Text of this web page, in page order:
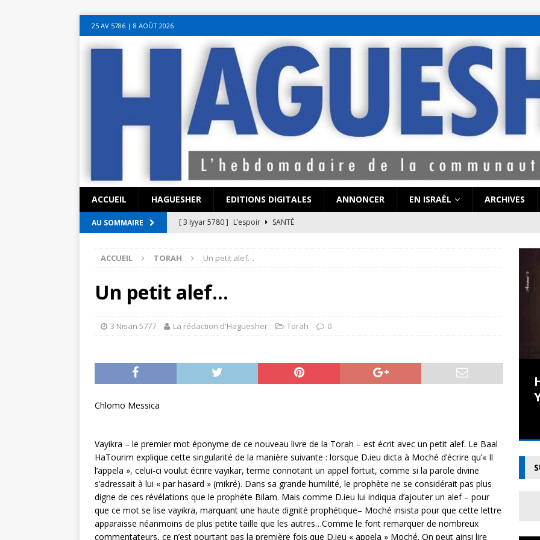
seks hattı numara istanbul escort bayanlar
canlı sohbet hatları sohbet numaraları ucuz sex sohbet hattı numaraları
25 AV 5786‎ | 8 AOÛT 2026
ACCUEIL HAGUESHER EDITIONS DIGITALES ANNONCER EN ISRAËL ARCHIVES
AU SOMMAIRE [ 3 Iyyar 5780 ] L’espoir
SANTÉ
?
EN ISRAËL
[ 3 Iyyar 5780 ]
[ 11 Nisan 5780 ] Une ère nouvelle dans l’Histoire : une pandémie universelle
[ 29 Kislev 5780 ] 8 choses que tu ne savais (peut-être) pas sur… la toupie
TORAH
[ 2 Heshvan 5781 ] Hilloula de Rav Ovadia Yossef : en Live !
CETTE SEMAINE DANS
ACCUEIL TORAH Un petit alef…
Un petit alef…
3 Nisan 5777 La rédaction d'Haguesher Torah 0
Chlomo Messica
Vayikra – le premier mot éponyme de ce nouveau livre de la Torah – est écrit avec un petit alef. Le Baal
HaTourim explique cette singularité de la manière suivante : lorsque D.ieu dicta à Moché d’écrire qu’« Il
l’appela », celui-ci voulut écrire vayikar, terme connotant un appel fortuit, comme si la parole divine
s’adressait à lui « par hasard » (mikré). Dans sa grande humilité, le prophète ne se considérait pas plus
digne de ces révélations que le prophète Bilam. Mais comme D.ieu lui indiqua d’ajouter un alef – pour
que ce mot se lise vayikra, marquant une haute dignité prophétique– Moché insista pour que cette lettre
apparaisse néanmoins de plus petite taille que les autres…Comme le font remarquer de nombreux
commentateurs, ce n’est pourtant pas la première fois que D.ieu « appela » Moché. On peut ainsi lire
Une ère nouvelle dans
aucune maladie, aucune épidémie n’a
touché l’ensemble de l’univers, sauf le
déluge à l’époque de Noa’h. Il est
remarquable que lorsqu’une épidémie
frappait la population, c’était une région
[...]